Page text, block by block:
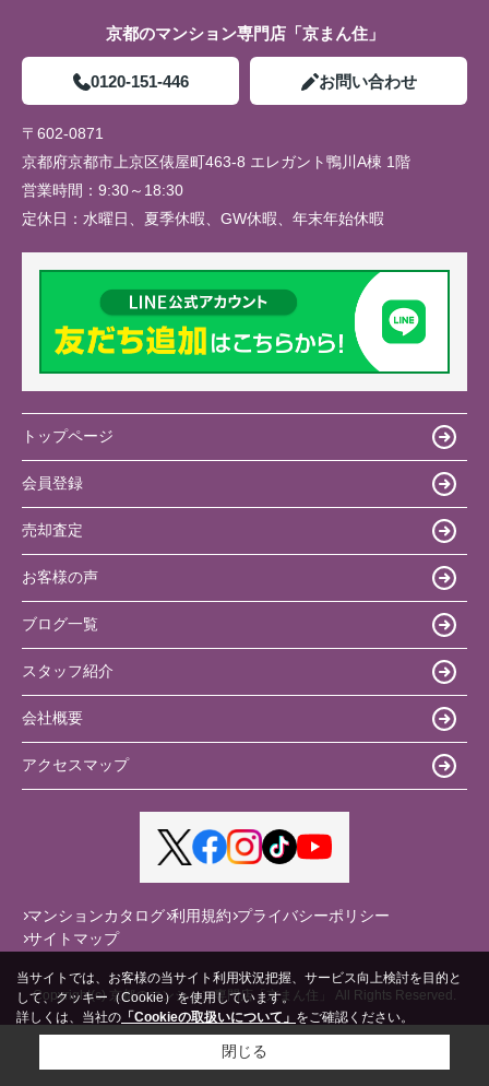
京都のマンション専門店「京まん住」
0120-151-446 お問い合わせ
〒602-0871
京都府京都市上京区俵屋町463-8 エレガント鴨川A棟 1階
営業時間： 9:30～18:30
定休日： 水曜日、夏季休暇、GW休暇、年末年始休暇
トップページ
会員登録
売却査定
お客様の声
ブログ一覧
スタッフ紹介
会社概要
アクセスマップ
マンションカタログ 利用規約 プライバシーポリシー
サイトマップ
Copyright(c) 京都のマンション専門店「京まん住」 All Rights Reserved.
当サイトでは、お客様の当サイト利用状況把握、サービス向上検討を目的と
して、クッキー（Cookie）を使用しています。
詳しくは、当社の 「Cookieの取扱いについて」 をご確認ください。
閉じる